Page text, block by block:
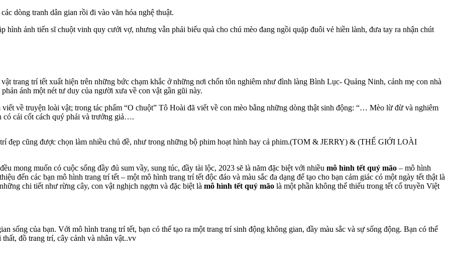
dòng tranh dân gian rồi đi vào văn hóa nghệ thuật.
ảnh tiến sĩ chuột vinh quy cưới vợ, nhưng vẫn phải biếu quà cho chú mèo đang ngồi quặp đuôi vẻ hiền lành, đưa tay ra nhận chút
trang trí tết xuất hiện trên những bức chạm khắc ở những nơi chốn tôn nghiêm như đình làng Bình Lục- Quảng Ninh, cảnh mẹ con nhà
ánh một nét tư duy của người xưa về con vật gần gũi này.
về truyện loài vật; trong tác phẩm “O chuột” Tô Hoài đã viết về con mèo bằng những dòng thật sinh động: “… Mèo lừ đừ và nghiêm
có cái cốt cách quý phái và trưởng giả….
đẹp cũng được chọn làm nhiều chủ đề, như trong những bộ phim hoạt hình hay cả phim.(TOM & JERRY) & (THẾ GIỚI LOÀI
mong muốn có cuộc sống đầy đủ sum vầy, sung túc, đầy tài lộc, 2023 sẽ là năm đặc biệt với nhiều mô hình tết quý mão – mô hình
đến các bạn mô hình trang trí tết – một mô hình trang trí tết độc đáo và màu sắc đa dạng để tạo cho bạn cảm giác có một ngày tết thật là
chi tiết như rừng cây, con vật nghịch ngợm và đặc biệt là mô hình tết quý mão là một phần không thể thiếu trong tết cổ truyền Việt
sống của bạn. Với mô hình trang trí tết, bạn có thể tạo ra một trang trí sinh động không gian, đầy màu sắc và sự sống động. Bạn có thể
đồ trang trí, cây cảnh và nhân vật..vv